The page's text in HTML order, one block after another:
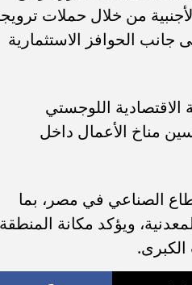
من خلال حملات
إلى جانب الحوافز الاستثمارية
اللوجستي
مناخ الأعمال داخل
الصناعي في مصر، بما
ويؤكد مكانة المنطقة